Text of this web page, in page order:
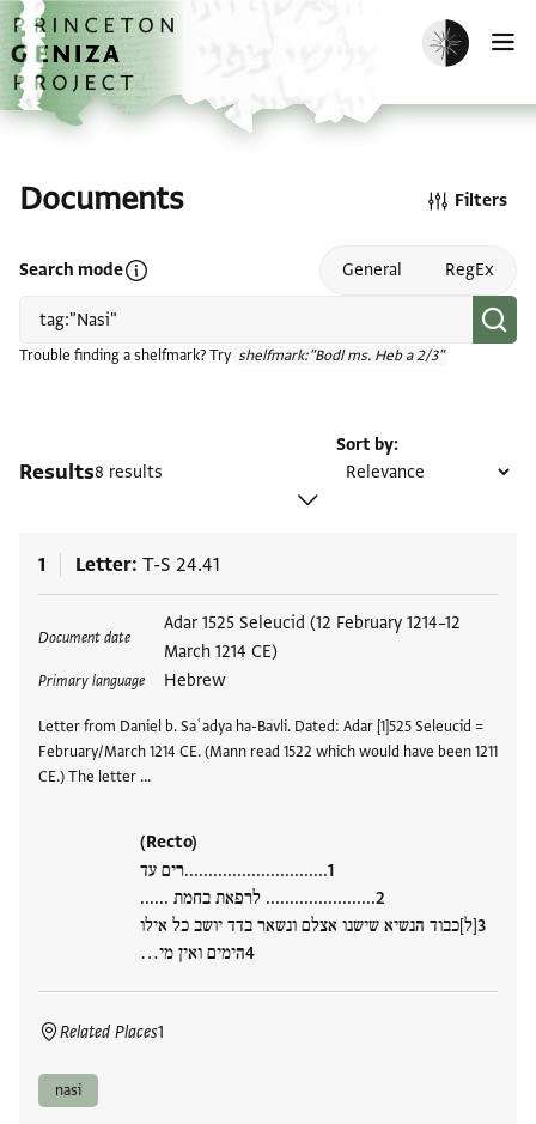
Skip to main content
home
Enable dark
Documents
Search modeOpen search mode help General RegEx
Trouble finding a shelfmark? Try shelfmark:"Bodl ms. Heb a 2/3"
Filters
Results8 results
Sort by
1 Letter T-S 24.41
Document date
Adar 1525 Seleucid (12 February 1214–12
March 1214 CE)
Primary language Hebrew
Letter from Daniel b. Saʿadya ha-Bavli. Dated: Adar [1]525 Seleucid =
February/March 1214 CE. (Mann read 1522 which would have been 1211
CE.) The letter …
(Recto)
..............................רים עד
....................... לרפאת בחמת ......
[ל]כבוד הנשיא שישנו אצלם ונשאר בדד יושב כל אילו
הימים ואין מי…
Related Places1
nasi